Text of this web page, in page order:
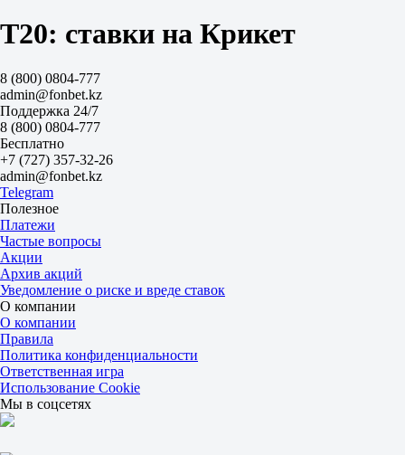
Бразерз XI Португалия
-
Сегодня в 18:00
1.12
5.30
Португалия. Лига Гриззли. 1-й дивизион
1
2
Уэревулвс
-
Лиссабон Супер Джайнтс
Завтра в 10:00
1.80
1.90
Жеребьевка
1
1.90
2
1.90
Оэйраш
-
Лиссабон Кэпиталс
Завтра в 14:00
1.43
2.65
T20: ставки на Крикет
8 (800) 0804-777
admin@fonbet.kz
Поддержка 24/7
8 (800) 0804-777
Бесплатно
+7 (727) 357-32-26
admin@fonbet.kz
Telegram
Полезное
Платежи
Частые вопросы
Акции
Архив акций
Уведомление о риске и вреде ставок
О компании
О компании
Правила
Политика конфиденциальности
Ответственная игра
Использование Cookie
Мы в соцсетях